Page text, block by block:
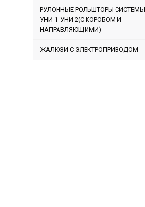
РУЛОННЫЕ РОЛЬШТОРЫ СИСТЕМЫ
УНИ 1, УНИ 2(С КОРОБОМ И
НАПРАВЛЯЮЩИМИ)
ЖАЛЮЗИ С ЭЛЕКТРОПРИВОДОМ